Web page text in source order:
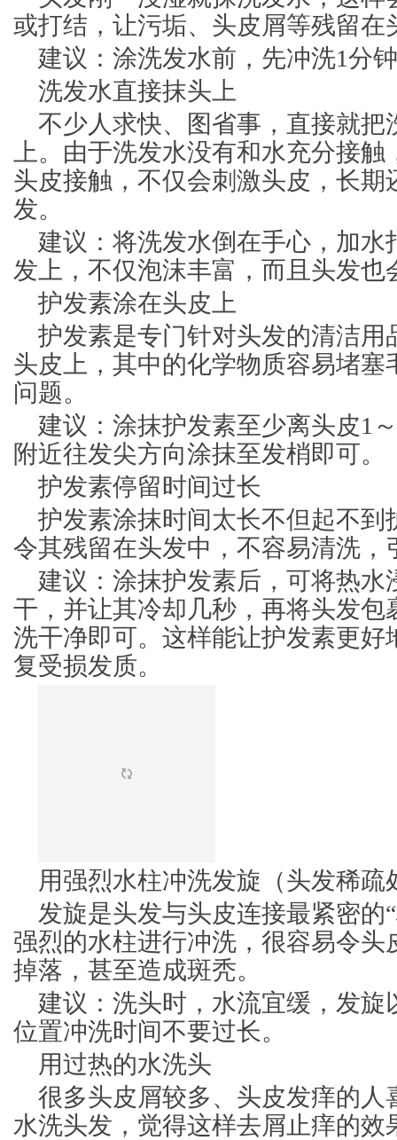
或打结，让污垢、头皮屑等残留在
建议：涂洗发水前，先冲洗1分
洗发水直接抹头上
不少人求快、图省事，直接就把
上。由于洗发水没有和水充分接
头皮接触，不仅会刺激头皮，长期
发。
建议：将洗发水倒在手心，加水
发上，不仅泡沫丰富，而且头发也
护发素涂在头皮上
护发素是专门针对头发的清洁用
头皮上，其中的化学物质容易堵塞
问题。
建议：涂抹护发素至少离头皮1
附近往发尖方向涂抹至发梢即可。
护发素停留时间过长
护发素涂抹时间太长不但起不到
令其残留在头发中，不容易清洗，
建议：涂抹护发素后，可将热水
干，并让其冷却几秒，再将头发包
洗干净即可。这样能让护发素更好
复受损发质。
用强烈水柱冲洗发旋（头发稀疏
发旋是头发与头皮连接最紧密的
强烈的水柱进行冲洗，很容易令头
掉落，甚至造成斑秃。
建议：洗头时，水流宜缓，发旋
位置冲洗时间不要过长。
用过热的水洗头
很多头皮屑较多、头皮发痒的人
水洗头发，觉得这样去屑止痒的效